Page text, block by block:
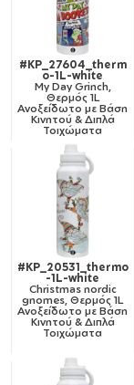
#KP_27604_therm
o-1L-white
My Day Grinch,
Θερμός 1L
Ανοξείδωτο με Βάση
Κινητού & Διπλά
Τοιχώματα
#KP_20531_thermo
-1L-white
Christmas nordic
gnomes, Θερμός 1L
Ανοξείδωτο με Βάση
Κινητού & Διπλά
Τοιχώματα